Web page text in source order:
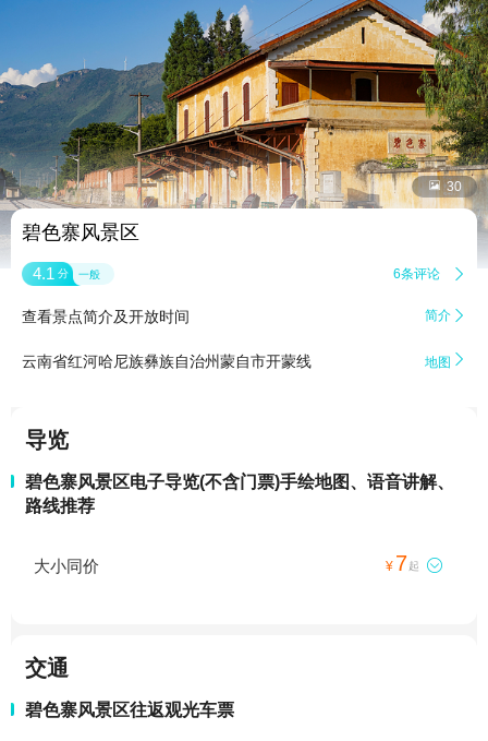
 30
碧色寨风景区
4.1 分 一般 6条评论 
查看景点简介及开放时间 简介 
云南省红河哈尼族彝族自治州蒙自市开蒙线 地图 
导览
碧色寨风景区电子导览(不含门票)手绘地图、语音讲解、
路线推荐
大小同价 ¥ 7起 
交通
碧色寨风景区往返观光车票